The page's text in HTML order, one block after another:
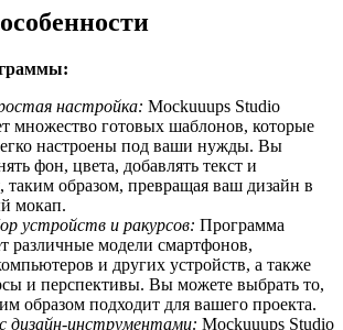
настройка: Mockuuups Studio
множество готовых шаблонов, которые
настроены под ваши нужды. Вы
фон, цвета, добавлять текст и
таким образом, превращая ваш дизайн в
мокап.
устройств и ракурсов: Программа
различные модели смартфонов,
и других устройств, а также
и перспективы. Вы можете выбрать то,
образом подходит для вашего проекта.
дизайн-инструментами: Mockuuups Studio